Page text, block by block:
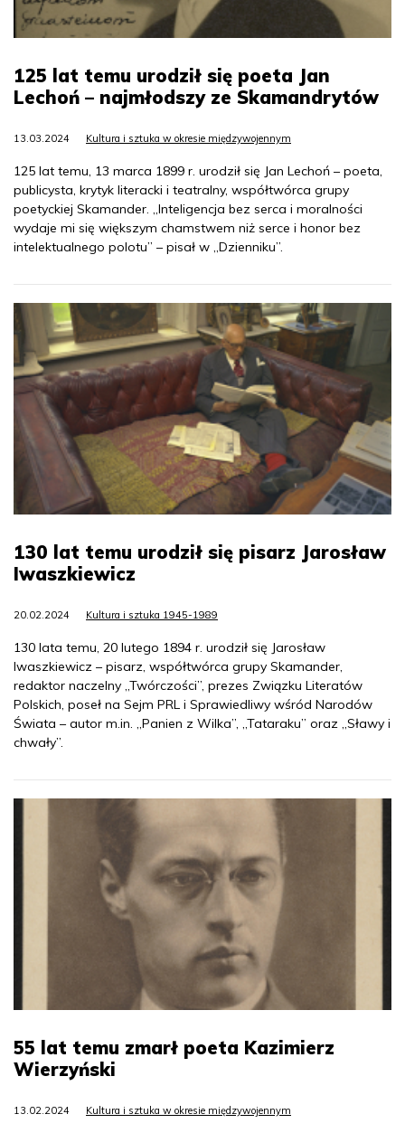
125 lat temu urodził się poeta Jan
Lechoń – najmłodszy ze Skamandrytów
13.03.2024 Kultura i sztuka w okresie międzywojennym
125 lat temu, 13 marca 1899 r. urodził się Jan Lechoń – poeta,
publicysta, krytyk literacki i teatralny, współtwórca grupy
poetyckiej Skamander. „Inteligencja bez serca i moralności
wydaje mi się większym chamstwem niż serce i honor bez
intelektualnego polotu” – pisał w „Dzienniku”.
130 lat temu urodził się pisarz Jarosław
Iwaszkiewicz
20.02.2024 Kultura i sztuka 1945-1989
130 lata temu, 20 lutego 1894 r. urodził się Jarosław
Iwaszkiewicz – pisarz, współtwórca grupy Skamander,
redaktor naczelny „Twórczości”, prezes Związku Literatów
Polskich, poseł na Sejm PRL i Sprawiedliwy wśród Narodów
Świata – autor m.in. „Panien z Wilka”, „Tataraku” oraz „Sławy i
chwały”.
55 lat temu zmarł poeta Kazimierz
Wierzyński
13.02.2024 Kultura i sztuka w okresie międzywojennym